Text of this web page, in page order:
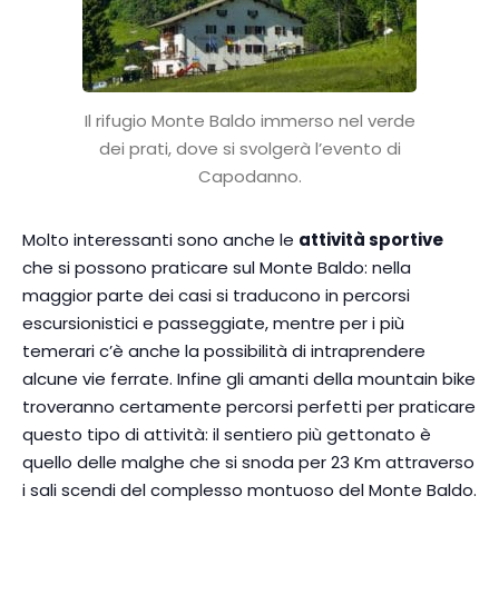
Il rifugio Monte Baldo immerso nel verde
dei prati, dove si svolgerà l’evento di
Capodanno.
Molto interessanti sono anche le attività sportive
che si possono praticare sul Monte Baldo: nella
maggior parte dei casi si traducono in percorsi
escursionistici e passeggiate, mentre per i più
temerari c’è anche la possibilità di intraprendere
alcune vie ferrate. Infine gli amanti della mountain bike
troveranno certamente percorsi perfetti per praticare
questo tipo di attività: il sentiero più gettonato è
quello delle malghe che si snoda per 23 Km attraverso
i sali scendi del complesso montuoso del Monte Baldo.